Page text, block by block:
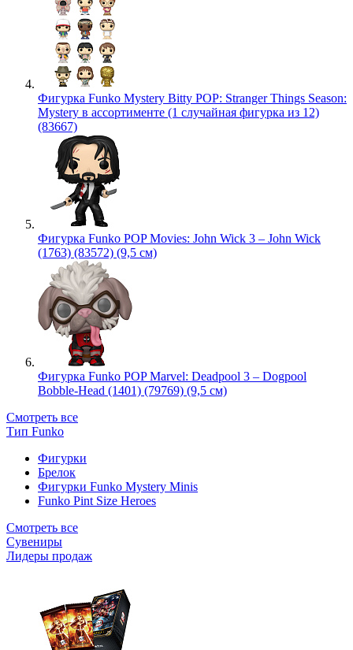
Фигурка Funko Mystery Bitty POP: Stranger Things Season:
Mystery в ассортименте (1 случайная фигурка из 12)
(83667)
Фигурка Funko POP Movies: John Wick 3 – John Wick
(1763) (83572) (9,5 см)
Фигурка Funko POP Marvel: Deadpool 3 – Dogpool
Bobble-Head (1401) (79769) (9,5 см)
Смотреть все
Тип Funko
Фигурки
Брелок
Фигурки Funko Mystery Minis
Funko Pint Size Heroes
Смотреть все
Сувениры
Лидеры продаж